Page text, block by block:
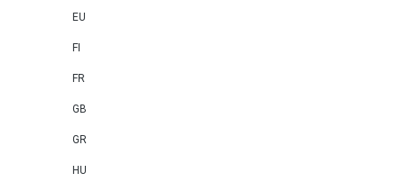
EU
FI
FR
GB
GR
HU